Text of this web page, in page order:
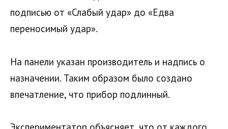
подписью от «Слабый удар» до «Едва
переносимый удар».
На панели указан производитель и надпись о
назначении. Таким образом было создано
впечатление, что прибор подлинный.